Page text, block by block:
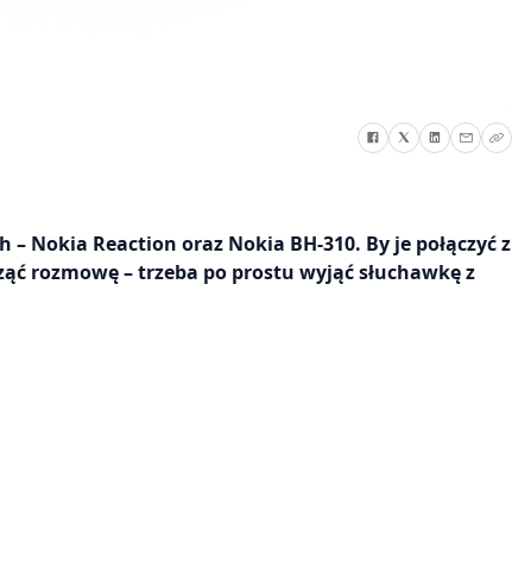
Nokia Reaction oraz Nokia BH-310. By je połączyć z
rozmowę – trzeba po prostu wyjąć słuchawkę z